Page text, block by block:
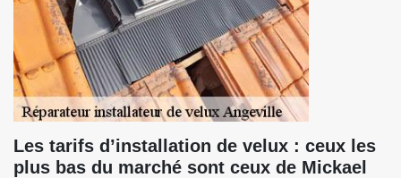
Les tarifs d’installation de velux : ceux les
plus bas du marché sont ceux de Mickael